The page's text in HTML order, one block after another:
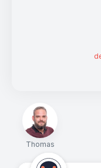
Thomas